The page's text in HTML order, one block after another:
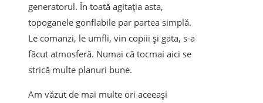
generatorul. În toată agitația asta,
topoganele gonflabile par partea simplă.
Le comanzi, le umfli, vin copiii și gata, s-a
făcut atmosferă. Numai că tocmai aici se
strică multe planuri bune.
Am văzut de mai multe ori aceeași